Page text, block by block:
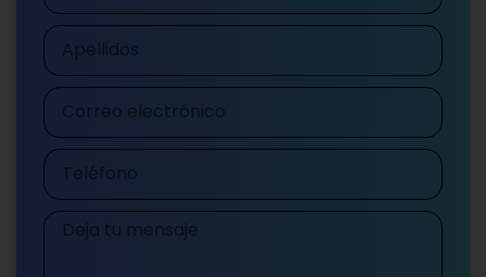
Apellidos
Correo
electrónico
Teléfono
Mensaje